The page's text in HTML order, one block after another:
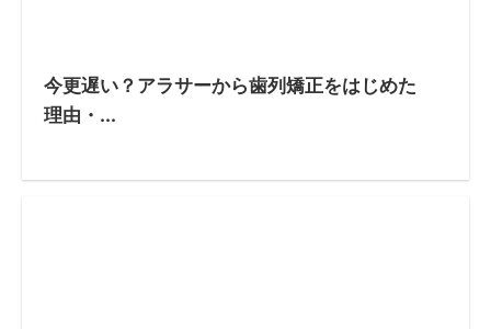
今更遅い？アラサーから歯列矯正をはじめた
理由・...